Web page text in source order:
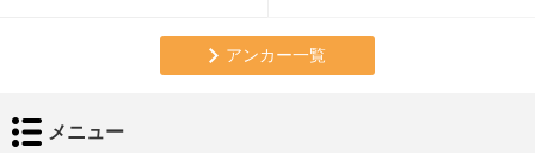
アンカー一覧
メニュー